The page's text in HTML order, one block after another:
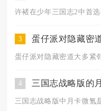
3 蛋仔派对隐藏密
4